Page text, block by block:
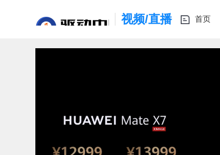
视频/直播 首页